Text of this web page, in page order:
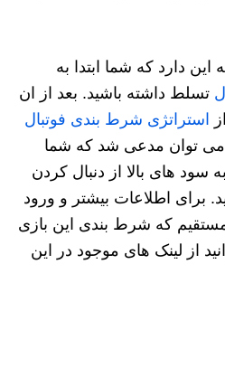
دارد که شما ابتدا به
تسلط داشته باشید. بعد از ان
استراتژی شرط بندی فوتبال
توان مدعی شد که شما
سود های بالا از دنبال کردن
برای اطلاعات بیشتر و ورود
مستقیم که شرط بندی این بازی
از لینک های موجود در این